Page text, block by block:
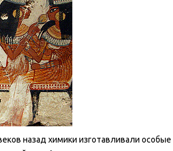
назад химики изготавливали особые